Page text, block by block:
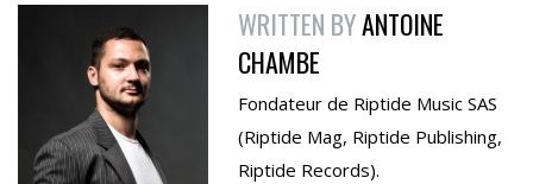
WRITTEN BYANTOINE
CHAMBE
Fondateur de Riptide Music SAS
(Riptide Mag, Riptide Publishing,
Riptide Records).